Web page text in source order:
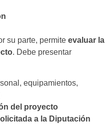
su parte, permite evaluar la
. Debe presentar
equipamientos,
del proyecto
a la Diputación